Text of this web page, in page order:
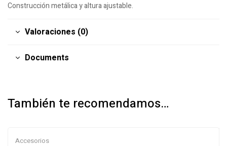
Construcción metálica y altura ajustable.
Valoraciones (0)
Documents
También te recomendamos…
Accesorios